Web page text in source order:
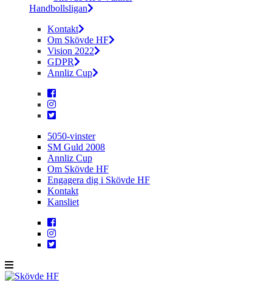
Handbollsligan
Kontakt
Om Skövde HF
Vision 2022
GDPR
Annliz Cup
5050-vinster
SM Guld 2008
Annliz Cup
Om Skövde HF
Engagera dig i Skövde HF
Kontakt
Kansliet